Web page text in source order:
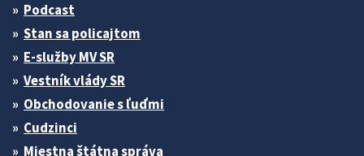
Podcast
Stan sa policajtom
E-služby MV SR
Vestník vlády SR
Obchodovanie s ľuďmi
Cudzinci
Miestna štátna správa